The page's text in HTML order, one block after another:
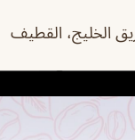
الخليج، القطيف